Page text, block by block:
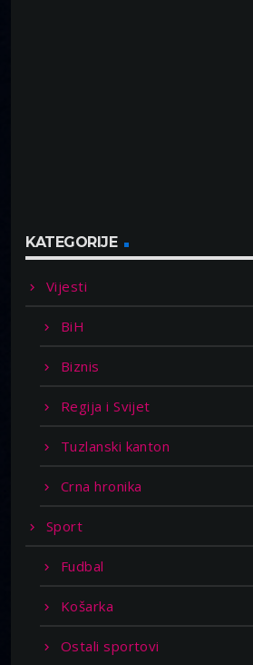
KATEGORIJE
Vijesti
BiH
Biznis
Regija i Svijet
Tuzlanski kanton
Crna hronika
Sport
Fudbal
Košarka
Ostali sportovi